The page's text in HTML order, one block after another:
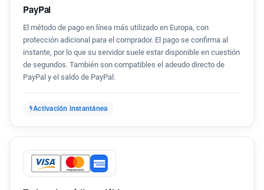
PayPal
El método de pago en línea más utilizado en Europa, con
protección adicional para el comprador. El pago se confirma al
instante, por lo que su servidor suele estar disponible en cuestión
de segundos. También son compatibles el adeudo directo de
PayPal y el saldo de PayPal.
Activación instantánea